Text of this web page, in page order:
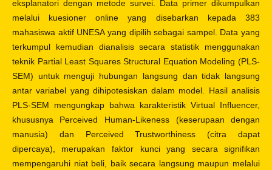
eksplanatori dengan metode survei. Data primer dikumpulkan
melalui kuesioner online yang disebarkan kepada 383
mahasiswa aktif UNESA yang dipilih sebagai sampel. Data yang
terkumpul kemudian dianalisis secara statistik menggunakan
teknik Partial Least Squares Structural Equation Modeling (PLS-
SEM) untuk menguji hubungan langsung dan tidak langsung
antar variabel yang dihipotesiskan dalam model. Hasil analisis
PLS-SEM mengungkap bahwa karakteristik Virtual Influencer,
khususnya Perceived Human-Likeness (keserupaan dengan
manusia) dan Perceived Trustworthiness (citra dapat
dipercaya), merupakan faktor kunci yang secara signifikan
mempengaruhi niat beli, baik secara langsung maupun melalui